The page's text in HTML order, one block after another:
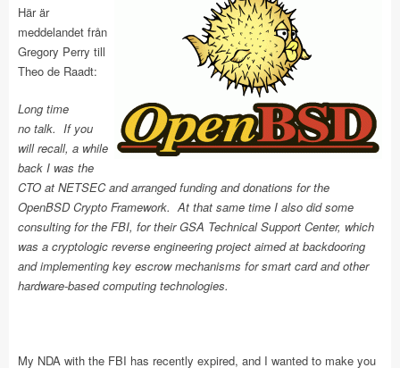
Här är
meddelandet från
Gregory Perry till
Theo de Raadt:
Long time
no talk. If you
will recall, a while
back I was the
CTO at NETSEC and arranged funding and donations for the
OpenBSD Crypto Framework. At that same time I also did some
consulting for the FBI, for their GSA Technical Support Center, which
was a cryptologic reverse engineering project aimed at backdooring
and implementing key escrow mechanisms for smart card and other
hardware-based computing technologies.
My NDA with the FBI has recently expired, and I wanted to make you